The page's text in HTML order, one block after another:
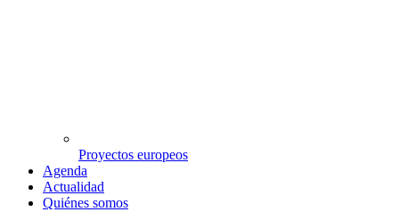
Proyectos europeos
Agenda
Actualidad
Quiénes somos